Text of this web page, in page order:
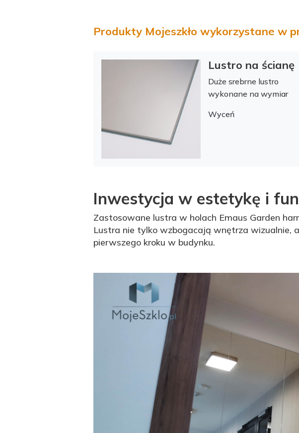
Produkty Mojeszkło wykorzystane w
Lustro na ścianę
Duże srebrne lustro
wykonane na wymiar
Wyceń
Inwestycja w estetykę i
Zastosowane lustra w holach Emaus Garden
Lustra nie tylko wzbogacają wnętrza wizualnie,
pierwszego kroku w budynku.